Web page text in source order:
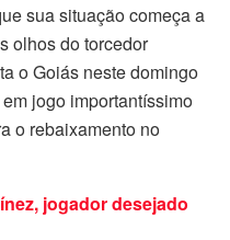
sua situação começa a
olhos do torcedor
o Goiás neste domingo
jogo importantíssimo
o rebaixamento no
jogador desejado